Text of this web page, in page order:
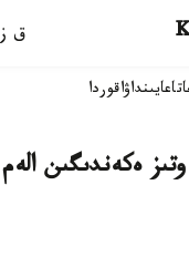
ق ز
تاعايىنداۋاقوردا
ەكەندىگىن الەم